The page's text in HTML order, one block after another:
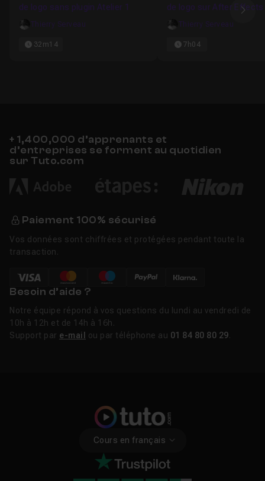
de logo sans plugin Atelier 1
Thierry Serveau
32m14
de logo sur After Effects
Thierry Serveau
7h04
+ 1,400,000 d’apprenants et
d’entreprises se forment au quotidien
sur Tuto.com
Paiement 100% sécurisé
Vos données sont chiffrées et protégées pendant toute la
transaction.
Besoin d’aide ?
Notre équipe répond à vos questions du lundi au vendredi de
10h à 12h et de 14h à 16h.
Support par e-mail ou par téléphone au 01 84 80 80 29
Cours en français